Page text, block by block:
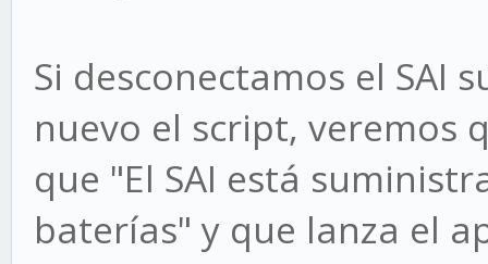
Si desconectamos el SAI
nuevo el script, veremos
que "El SAI está
baterías" y que lanza el